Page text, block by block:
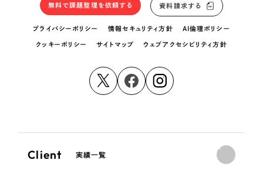
無料で課題整理を依頼する 資料請求する
プライバシーポリシー 情報セキュリティ方針 AI倫理ポリシー
クッキーポリシー サイトマップ ウェブアクセシビリティ方針
Client 実績一覧